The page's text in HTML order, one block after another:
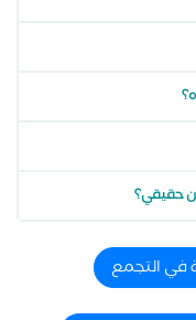
حقيقي؟
في التجمع